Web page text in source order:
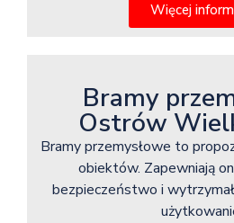
Więcej
Bramy
Ostrów
Bramy przemysłowe to
obiektów. Zapewniają
bezpieczeństwo i